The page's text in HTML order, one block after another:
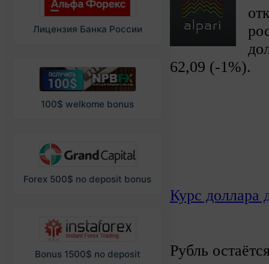
Лицензия Банка России
100$ welkome bonus
Forex 500$ no deposit bonus
Bonus 1500$ no deposit
62,09 (-1%).
Курс доллара
Рубль